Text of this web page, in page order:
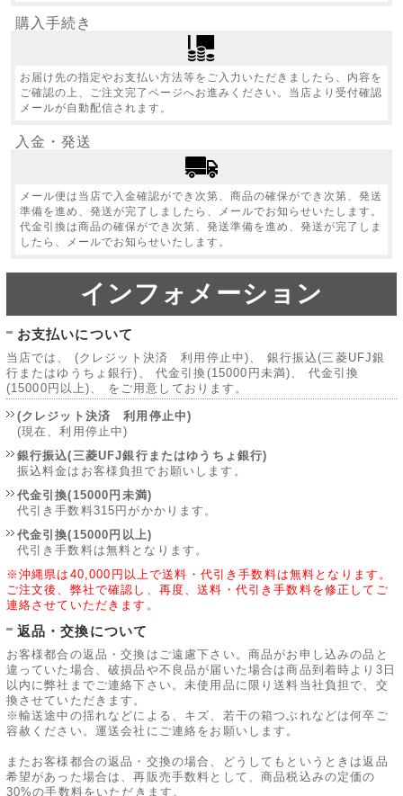
購入手続き
お届け先の指定やお支払い方法等をご入力いただきましたら、内容を
ご確認の上、ご注文完了ページへお進みください。当店より受付確認
メールが自動配信されます。
入金・発送
メール便は当店で入金確認ができ次第、商品の確保ができ次第、発送
準備を進め、発送が完了しましたら、メールでお知らせいたします。
代金引換は商品の確保ができ次第、発送準備を進め、発送が完了しま
したら、メールでお知らせいたします。
インフォメーション
お支払いについて
当店では、 (クレジット決済 利用停止中)、 銀行振込(三菱UFJ銀
行またはゆうちょ銀行)、 代金引換(15000円未満)、 代金引換
(15000円以上)、 をご用意しております。
(クレジット決済 利用停止中)
(現在、利用停止中)
銀行振込(三菱UFJ銀行またはゆうちょ銀行)
振込料金はお客様負担でお願いします。
代金引換(15000円未満)
代引き手数料315円がかかります。
代金引換(15000円以上)
代引き手数料は無料となります。
※沖縄県は40,000円以上で送料・代引き手数料は無料となります。
ご注文後、弊社で確認し、再度、送料・代引き手数料を修正してご
連絡させていただきます。
返品・交換について
お客様都合の返品・交換はご遠慮下さい。商品がお申し込みの品と
違っていた場合、破損品や不良品が届いた場合は商品到着時より3日
以内に弊社までご連絡下さい。未使用品に限り送料当社負担で、交
換させていただきます。
※輸送途中の揺れなどによる、キズ、若干の箱つぶれなどは何卒ご
容赦ください。運送会社にご連絡をお願いします。
またお客様都合の返品・交換の場合、どうしてもというときは返品
希望があった場合は、再販売手数料として、商品税込みの定価の
30%の手数料をいただきます。